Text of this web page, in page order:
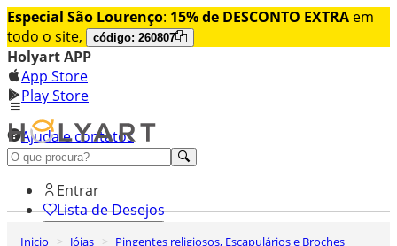
Especial São Lourenço: 15% de DESCONTO EXTRA em
todo o site,
código: 260807
Holyart APP
App Store
Play Store
Ajuda e contatos
Conheça premium
Entrar
Lista de Desejos
0
Inicio Jóias
Pingentes religiosos, Escapulários e Broches